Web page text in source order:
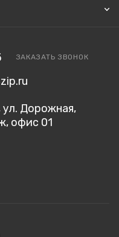
ЗАКАЗАТЬ ЗВОНОК
ул. Дорожная,
офис 01